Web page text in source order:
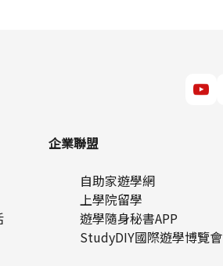
企業聯盟
自助家遊學網
上學院留學
遊學隨身秘書APP
StudyDIY國際遊學博覽會